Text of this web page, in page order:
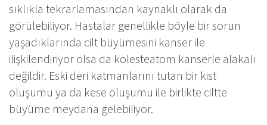
sıklıkla tekrarlamasından kaynaklı olarak da
görülebiliyor. Hastalar genellikle böyle bir sorun
yaşadıklarında cilt büyümesini kanser ile
ilişkilendiriyor olsa da kolesteatom kanserle alakalı
değildir. Eski deri katmanlarını tutan bir kist
oluşumu ya da kese oluşumu ile birlikte ciltte
büyüme meydana gelebiliyor.